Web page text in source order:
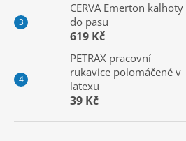
CERVA Emerton kalhoty
do pasu
619 Kč
PETRAX pracovní
rukavice polomáčené v
latexu
39 Kč